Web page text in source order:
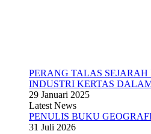
PERANG TALAS
INDUSTRI KERTAS
29 Januari 2025
Latest News
PENULIS BUKU
31 Juli 2026